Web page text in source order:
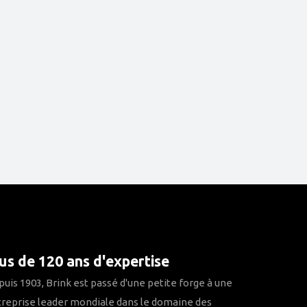
de 120 ans d'expertise
1903, Brink est passé d'une petite forge à une
leader mondiale dans le domaine des